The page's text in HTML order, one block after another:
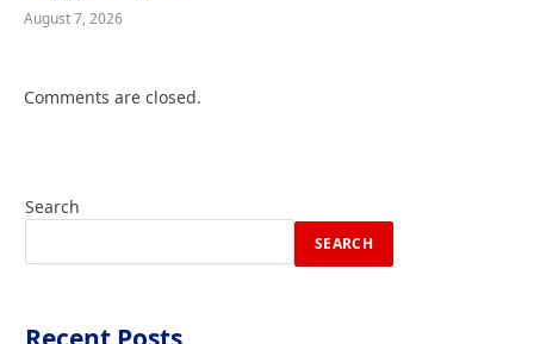
August 7, 2026
Comments are closed.
Search
SEARCH